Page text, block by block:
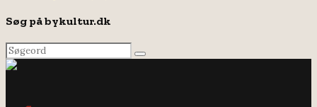
Søg på bykultur.dk
Search
for:
Search